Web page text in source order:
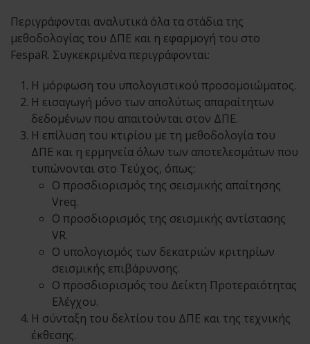
Περιγράφονται αναλυτικά όλα τα στάδια της
μεθοδολογίας του ΔΠΕ και η εφαρμογή του στο
FespaR. Συγκεκριμένα περιγράφονται:
Η μόρφωση του υπολογιστικού προσομοιώματος.
Η εισαγωγή μόνο των απολύτως απαραίτητων
δεδομένων που απαιτούνται στον ΔΠΕ.
Η επίλυση του κτιρίου με τη μεθοδολογία του
ΔΠΕ και η ερμηνεία όλων των αποτελεσμάτων που
τυπώνονται στο Τεύχος, όπως:
Ο προσδιορισμός της σεισμικής απαίτησης
Vreq.
Ο προσδιορισμός της σεισμικής αντίστασης
VR.
Ο υπολογισμός των δεκατριών κριτηρίων
σεισμικής επιβάρυνσης.
Ο προσδιορισμός του Δείκτη Προτεραιότητας
Ελέγχου.
Η σύνταξη του δελτίου του ΔΠΕ και της τεχνικής
έκθεσης.